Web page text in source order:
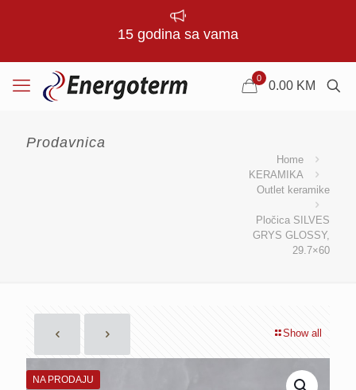
15 godina sa vama
0
0.00 KM
Prodavnica
Home
KERAMIKA
Outlet keramike
Pločica SILVES
GRYS GLOSSY,
29.7×60
Show all
NA PRODAJU